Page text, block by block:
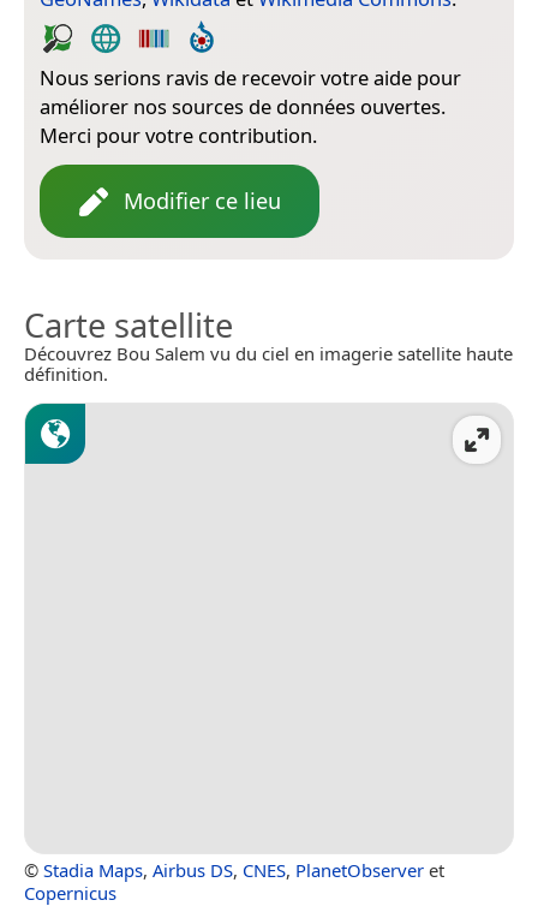
Nous serions ravis de recevoir votre aide pour
améliorer nos sources de données ouvertes.
Merci pour votre contribution.
Modifier ce lieu
Carte satellite
Découvrez Bou Salem vu du ciel en imagerie satellite haute
définition.
© Stadia Maps, Airbus DS, CNES, PlanetObserver et
Copernicus